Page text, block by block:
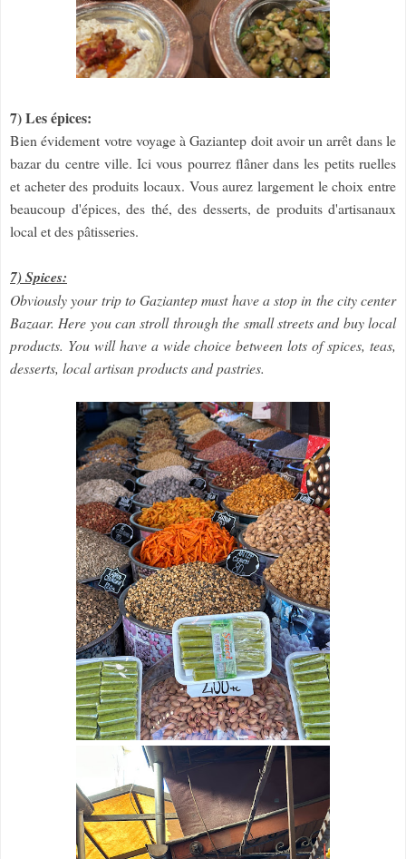
7) Les épices:
Bien évidement votre voyage à Gaziantep doit avoir un arrêt dans le
bazar du centre ville. Ici vous pourrez flâner dans les petits ruelles
et acheter des produits locaux. Vous aurez largement le choix entre
beaucoup d'épices, des thé, des desserts, de produits d'artisanaux
local et des pâtisseries.
7) Spices:
Obviously your trip to Gaziantep must have a stop in the city center
Bazaar. Here you can stroll through the small streets and buy local
products. You will have a wide choice between lots of spices, teas,
desserts, local artisan products and pastries.